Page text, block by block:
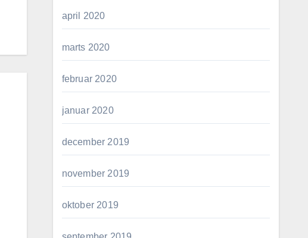
april 2020
marts 2020
februar 2020
januar 2020
december 2019
november 2019
oktober 2019